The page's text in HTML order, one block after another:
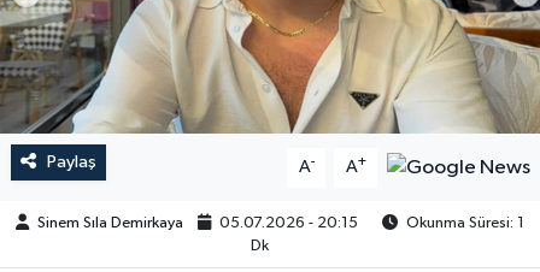
Paylaş A- A+
Sinem Sıla Demirkaya 05.07.2026 - 20:15
Okunma Süresi: 1
Dk